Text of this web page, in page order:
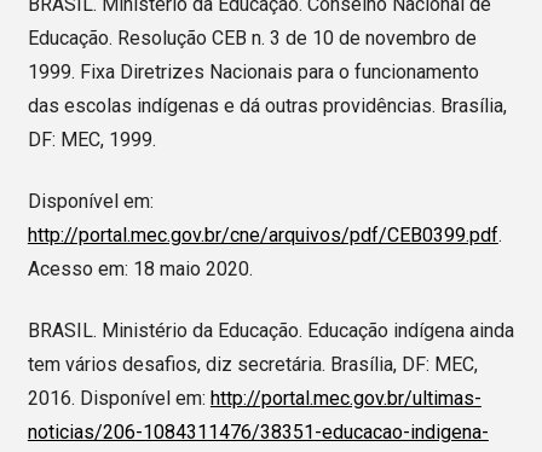
Educação. Resolução CEB n. 3 de 10 de novembro de
1999. Fixa Diretrizes Nacionais para o funcionamento
das escolas indígenas e dá outras providências. Brasília,
DF: MEC, 1999.
Disponível em:
http://portal.mec.gov.br/cne/arquivos/pdf/CEB0399.pdf.
Acesso em: 18 maio 2020.
BRASIL. Ministério da Educação. Educação indígena ainda
tem vários desafios, diz secretária. Brasília, DF: MEC,
2016. Disponível em: http://portal.mec.gov.br/ultimas-
noticias/206-1084311476/38351-educacao-indigena-